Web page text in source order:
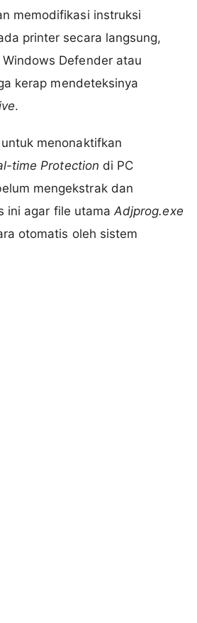
memodifikasi instruksi
printer secara langsung,
Defender atau
kerap mendeteksinya
.
menonaktifkan
time Protection di PC
mengekstrak dan
ini agar file utamaAdjprog.exe
otomatis oleh sistem